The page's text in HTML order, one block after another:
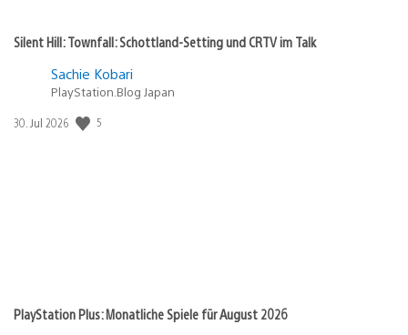
Silent Hill: Townfall: Schottland-Setting und CRTV im Talk
Sachie Kobari
PlayStation.Blog Japan
Veröffentlichungsdatum:
30. Jul 2026 5
PlayStation Plus: Monatliche Spiele für August 2026